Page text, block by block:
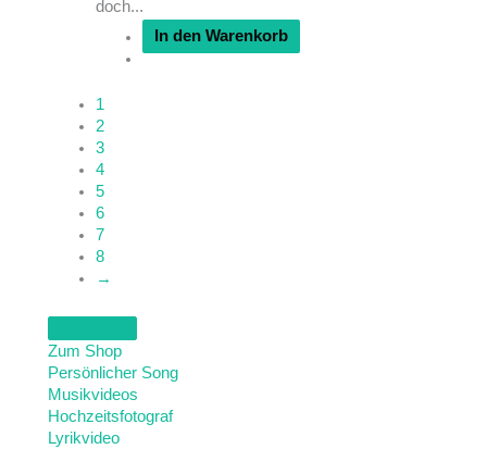
doch...
In den Warenkorb
1
2
3
4
5
6
7
8
→
Zum Shop
Persönlicher Song
Musikvideos
Hochzeitsfotograf
Lyrikvideo